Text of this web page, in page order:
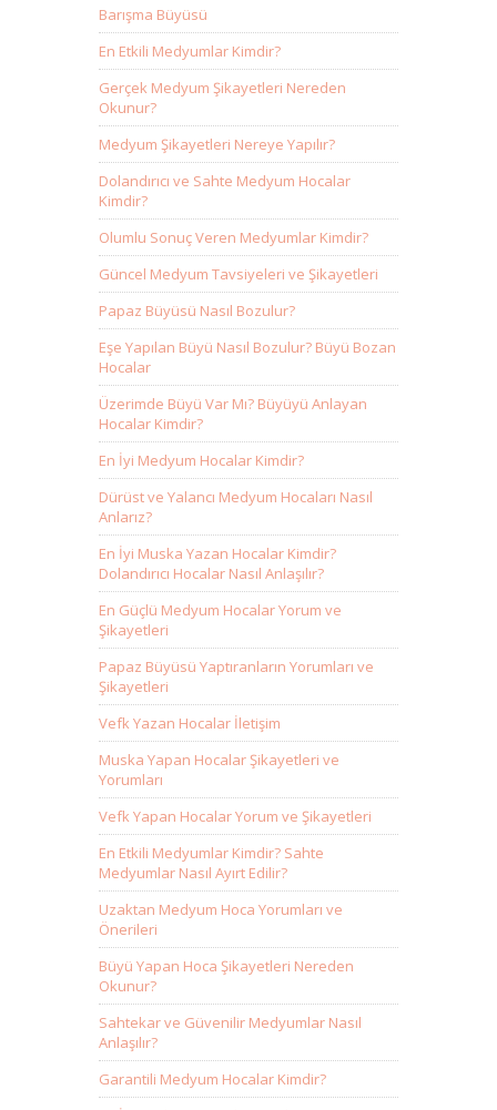
Barışma Büyüsü
En Etkili Medyumlar Kimdir?
Gerçek Medyum Şikayetleri Nereden
Okunur?
Medyum Şikayetleri Nereye Yapılır?
Dolandırıcı ve Sahte Medyum Hocalar
Kimdir?
Olumlu Sonuç Veren Medyumlar Kimdir?
Güncel Medyum Tavsiyeleri ve Şikayetleri
Papaz Büyüsü Nasıl Bozulur?
Eşe Yapılan Büyü Nasıl Bozulur? Büyü Bozan
Hocalar
Üzerimde Büyü Var Mı? Büyüyü Anlayan
Hocalar Kimdir?
En İyi Medyum Hocalar Kimdir?
Dürüst ve Yalancı Medyum Hocaları Nasıl
Anlarız?
En İyi Muska Yazan Hocalar Kimdir?
Dolandırıcı Hocalar Nasıl Anlaşılır?
En Güçlü Medyum Hocalar Yorum ve
Şikayetleri
Papaz Büyüsü Yaptıranların Yorumları ve
Şikayetleri
Vefk Yazan Hocalar İletişim
Muska Yapan Hocalar Şikayetleri ve
Yorumları
Vefk Yapan Hocalar Yorum ve Şikayetleri
En Etkili Medyumlar Kimdir? Sahte
Medyumlar Nasıl Ayırt Edilir?
Uzaktan Medyum Hoca Yorumları ve
Önerileri
Büyü Yapan Hoca Şikayetleri Nereden
Okunur?
Sahtekar ve Güvenilir Medyumlar Nasıl
Anlaşılır?
Garantili Medyum Hocalar Kimdir?